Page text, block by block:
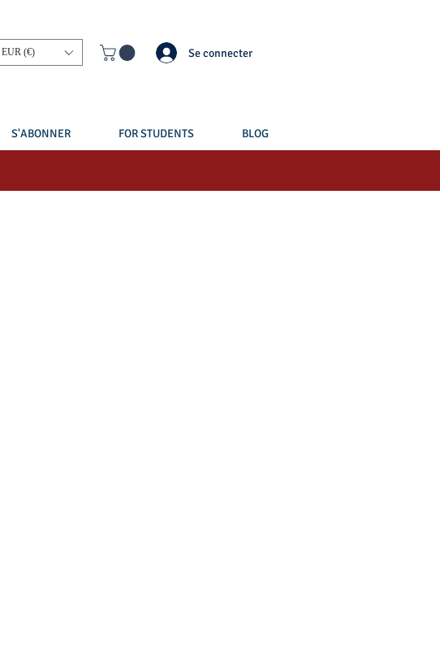
EUR (€) Se connecter
S'ABONNER FOR STUDENTS BLOG